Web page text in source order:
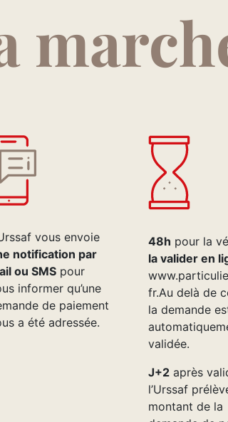
vous envoie
notification par
ou SMS pour
informer qu’une
de paiement
a été adressée.
48h pour la
la valider en
fr.Au delà de
la demande
validée.
J+2après
l’Urssaf
montant de la